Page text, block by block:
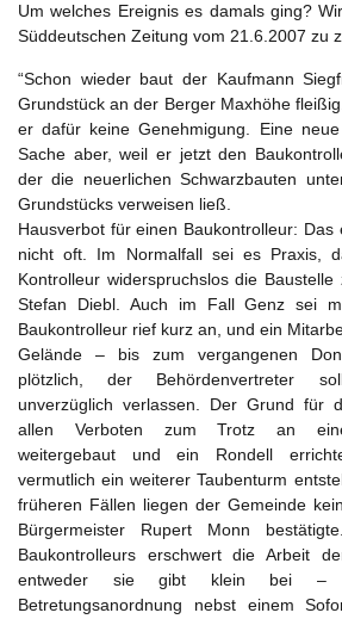
Um welches Ereignis es damals ging?
Süddeutschen Zeitung vom 21.6.2007 zu
“Schon wieder baut der Kaufmann
Grundstück an der Berger Maxhöhe
er dafür keine Genehmigung. Eine
Sache aber, weil er jetzt den
der die neuerlichen Schwarzbauten
Grundstücks verweisen ließ.
Hausverbot für einen Baukontrolleur:
nicht oft. Im Normalfall sei es Praxis,
Kontrolleur widerspruchslos die
Stefan Diebl. Auch im Fall Genz sei
Baukontrolleur rief kurz an, und ein
Gelände – bis zum vergangenen
plötzlich, der Behördenvertreter
unverzüglich verlassen. Der Grund für
allen Verboten zum Trotz an
weitergebaut und ein Rondell
vermutlich ein weiterer Taubenturm
früheren Fällen liegen der Gemeinde
Bürgermeister Rupert Monn
Baukontrolleurs erschwert die Arbeit
entweder sie gibt klein bei –
Betretungsanordnung nebst einem